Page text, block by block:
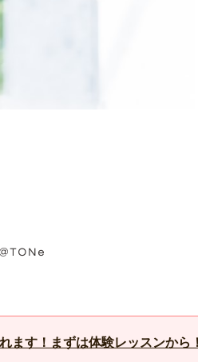
ます！まずは体験レッスンから！